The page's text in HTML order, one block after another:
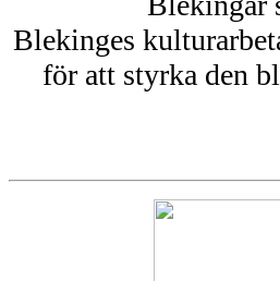
Blekinges
för att styrka den